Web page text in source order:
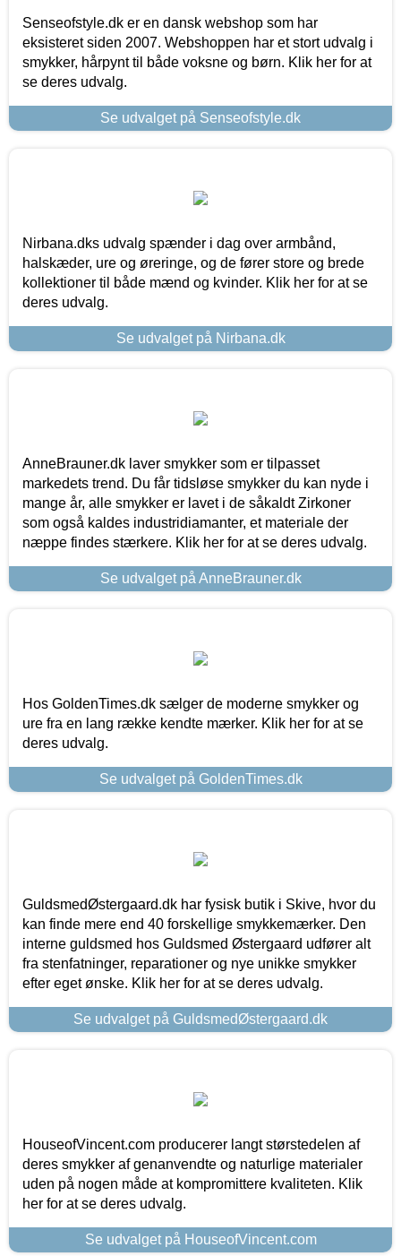
Senseofstyle.dk er en dansk webshop som har
eksisteret siden 2007. Webshoppen har et stort udvalg i
smykker, hårpynt til både voksne og børn. Klik her for at
se deres udvalg.
Se udvalget på Senseofstyle.dk
Nirbana.dks udvalg spænder i dag over armbånd,
halskæder, ure og øreringe, og de fører store og brede
kollektioner til både mænd og kvinder. Klik her for at se
deres udvalg.
Se udvalget på Nirbana.dk
AnneBrauner.dk laver smykker som er tilpasset
markedets trend. Du får tidsløse smykker du kan nyde i
mange år, alle smykker er lavet i de såkaldt Zirkoner
som også kaldes industridiamanter, et materiale der
næppe findes stærkere. Klik her for at se deres udvalg.
Se udvalget på AnneBrauner.dk
Hos GoldenTimes.dk sælger de moderne smykker og
ure fra en lang række kendte mærker. Klik her for at se
deres udvalg.
Se udvalget på GoldenTimes.dk
GuldsmedØstergaard.dk har fysisk butik i Skive, hvor du
kan finde mere end 40 forskellige smykkemærker. Den
interne guldsmed hos Guldsmed Østergaard udfører alt
fra stenfatninger, reparationer og nye unikke smykker
efter eget ønske. Klik her for at se deres udvalg.
Se udvalget på GuldsmedØstergaard.dk
HouseofVincent.com producerer langt størstedelen af
deres smykker af genanvendte og naturlige materialer
uden på nogen måde at kompromittere kvaliteten. Klik
her for at se deres udvalg.
Se udvalget på HouseofVincent.com